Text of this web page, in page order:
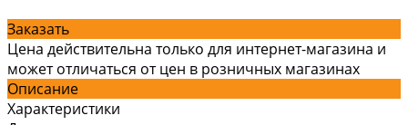
Заказать
Цена действительна только для интернет-магазина и
может отличаться от цен в розничных магазинах
Описание
Характеристики